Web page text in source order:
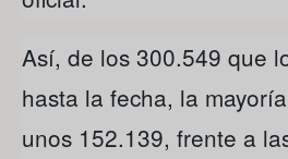
Así, de los 300.549 que
hasta la fecha, la
unos 152.139, frente a